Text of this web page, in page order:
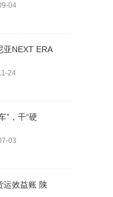
04
亚NEXT ERA
24
”，干“硬
03
运效益账 陕